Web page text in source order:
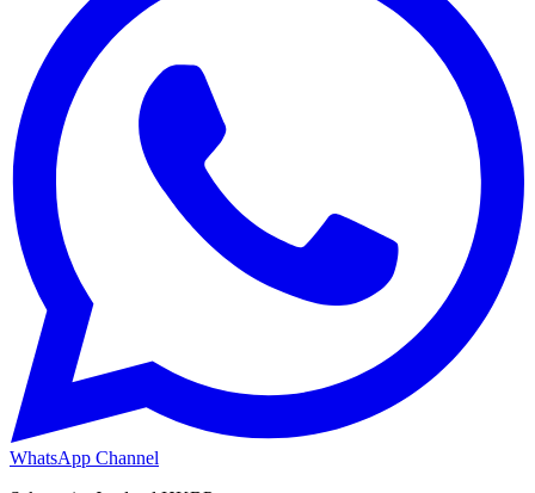
WhatsApp Channel